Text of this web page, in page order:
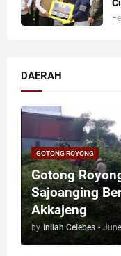
DAERAH
GOTONG ROYONG
Gotong
Sajoanging
Akkajeng
by Inilah Celebes -